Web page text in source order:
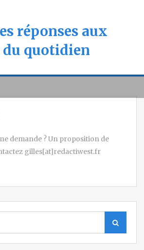
réponses aux
quotidien
demande ? Un proposition de
gilles[at]redactiwest.fr
Search